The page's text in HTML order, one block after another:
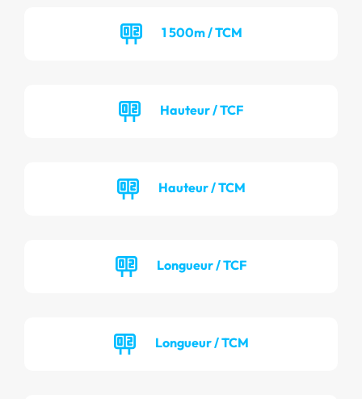
1 500m / TCM
Hauteur / TCF
Hauteur / TCM
Longueur / TCF
Longueur / TCM